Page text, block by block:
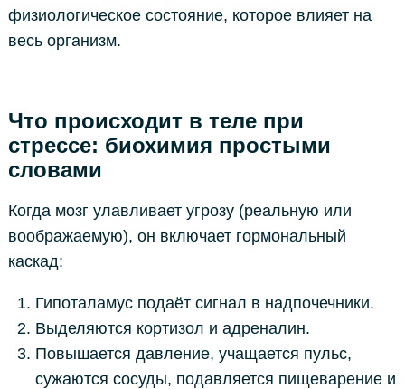
физиологическое состояние, которое влияет на
весь организм.
Что происходит в теле при
стрессе: биохимия простыми
словами
Когда мозг улавливает угрозу (реальную или
воображаемую), он включает гормональный
каскад:
Гипоталамус подаёт сигнал в надпочечники.
Выделяются кортизол и адреналин.
Повышается давление, учащается пульс,
сужаются сосуды, подавляется пищеварение и